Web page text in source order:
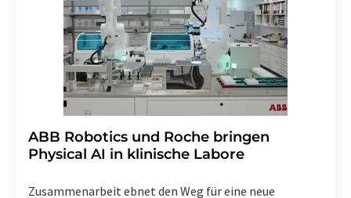
Abbestellung des entsprechenden Newsletters
enthalten.
​​​​​​​ABB Robotics und Roche bringen
Physical AI in klinische Labore
Zusammenarbeit ebnet den Weg für eine neue